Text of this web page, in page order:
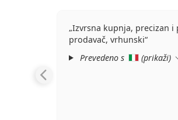
Izvrsna kupnja, precizan i
prodavač, vrhunski
Prevedeno s
(prikaži)